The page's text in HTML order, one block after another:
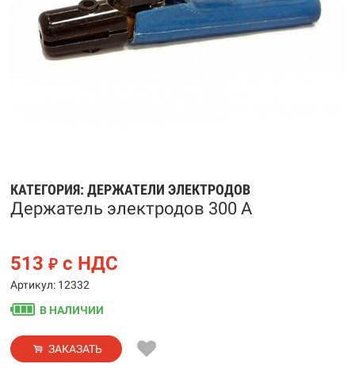
КАТЕГОРИЯ: ДЕРЖАТЕЛИ ЭЛЕКТРОДОВ
Держатель электродов 300 А
513 ₽ с НДС
Артикул: 12332
В НАЛИЧИИ
ЗАКАЗАТЬ